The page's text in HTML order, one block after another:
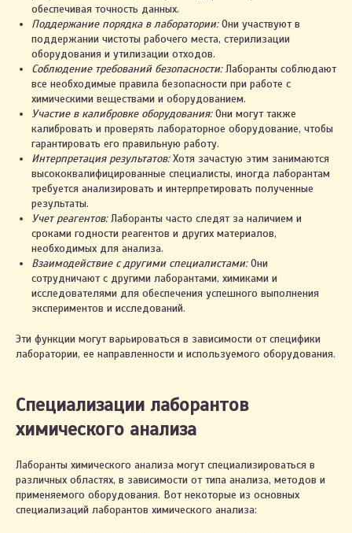
обеспечивая точность данных.
Поддержание порядка в лаборатории:Они участвуют в
поддержании чистоты рабочего места, стерилизации
оборудования и утилизации отходов.
Соблюдение требований безопасности:Лаборанты соблюдают
все необходимые правила безопасности при работе с
химическими веществами и оборудованием.
Участие в калибровке оборудования:Они могут также
калибровать и проверять лабораторное оборудование, чтобы
гарантировать его правильную работу.
Интерпретация результатов:Хотя зачастую этим занимаются
высококвалифицированные специалисты, иногда лаборантам
требуется анализировать и интерпретировать полученные
результаты.
Учет реагентов:Лаборанты часто следят за наличием и
сроками годности реагентов и других материалов,
необходимых для анализа.
Взаимодействие с другими специалистами:Они
сотрудничают с другими лаборантами, химиками и
исследователями для обеспечения успешного выполнения
экспериментов и исследований.
Эти функции могут варьироваться в зависимости от специфики
лаборатории, ее направленности и используемого оборудования.
Специализации лаборантов
химического анализа
Лаборанты химического анализа могут специализироваться в
различных областях, в зависимости от типа анализа, методов и
применяемого оборудования. Вот некоторые из основных
специализаций лаборантов химического анализа: